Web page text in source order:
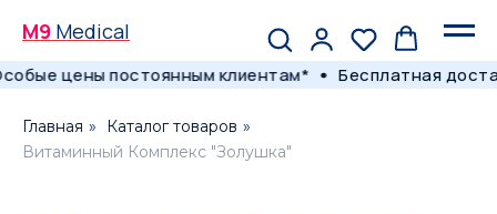
M9 Medical
цены постоянным клиентам* Бесплатная
Главная » Каталог товаров »
Витаминный Комплекс "Золушка"